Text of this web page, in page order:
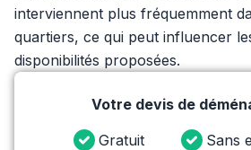
interviennent plus fréquemment
quartiers, ce qui peut influencer
disponibilités proposées.
Votre devis de
Gratuit
Sans